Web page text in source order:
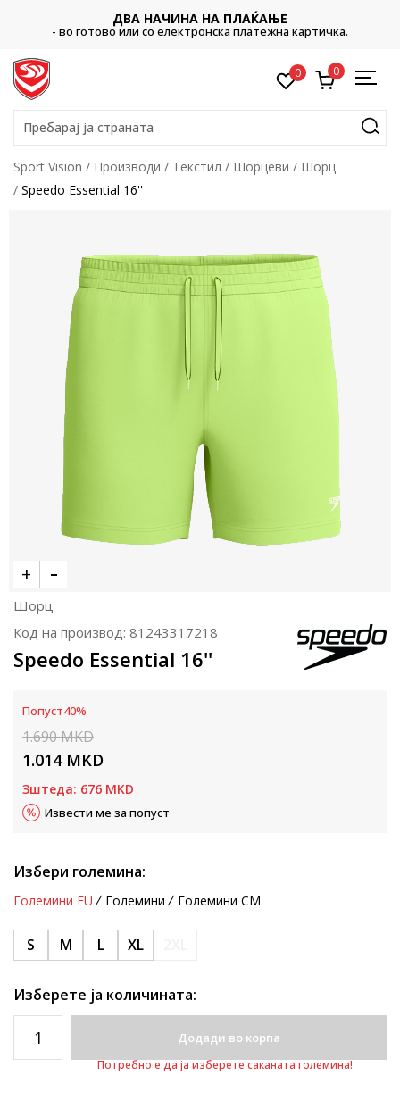
ДВА НАЧИНА НА ПЛАЌАЊЕ
- во готово или со електронска платежна картичка.
0 0
Пребарај ја страната
Sport Vision Производи Текстил Шорцеви
Шорц
Speedo Essential 16''
Шорц
Код на производ: 81243317218
Speedo Essential 16''
Попуст40%
1.690MKD
1.014 MKD
Зштеда: 676 MKD
Извести ме за попуст
Избери големина:
Големини EU Големини Големини CM
S M L XL
Изберете ја количината:
Додади во корпа
Потребно е да ја изберете саканата големина!